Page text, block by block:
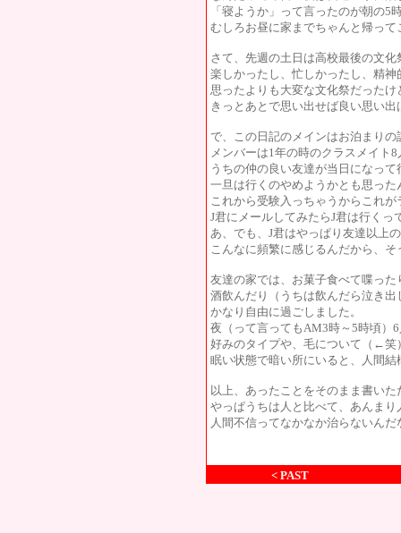
「寝ようか」って言ったのが朝の5
むしろお昼に家までちゃんと帰っ
さて、先週の土日は高校最後の文化
楽しかったし、忙しかったし、精
思ったよりも大変な文化祭だったけ
きっとあとで思い出せば良い思い
で、この日記のメインはお泊まりの
メンバーは1年の時のクラスメイト
うちの仲の良い友達が当日になっ
一旦は行くのやめようかとも思った
これから受験入っちゃうからこれ
J君にメールしてみたらJ君は行く
あ、でも、J君はやっぱり友達以上
こんなに頻繁に感じるんだから、
友達の家では、お菓子食べて喋っ
酒飲んだり（うちは飲んだら泣き
かなり自由に過ごしました。
夜（って言ってもAM3時～5時頃）
好みのタイプや、毛について（←笑
眠い状態で暗い所にいると、人間
以上、あったことをそのまま書い
やっぱうちは人と比べて、あんま
人間不信ってなかなか治らないんだ
< PAST